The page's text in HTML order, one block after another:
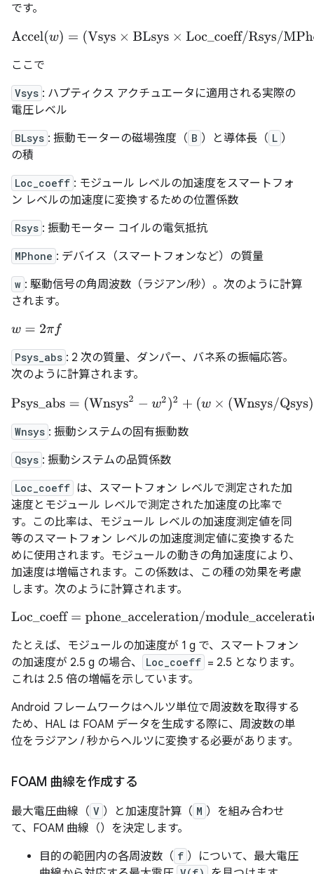
です。
Accel(w)=( Vsys×BLsys× Loc_coeff /Rsys /MPhone)×w2/
ここで
Vsys : ハプティクス アクチュエータに適用される実際の
電圧レベル
BLsys : 振動モーターの磁場強度（ B ）と導体長（ L ）
の積
Loc_coeff : モジュール レベルの加速度をスマートフォ
ン レベルの加速度に変換するための位置係数
Rsys : 振動モーター コイルの電気抵抗
MPhone : デバイス（スマートフォンなど）の質量
w : 駆動信号の角周波数（ラジアン/秒）。次のように計算
されます。
w=2πf
Psys_abs : 2 次の質量、ダンパー、バネ系の振幅応答。
次のように計算されます。
Psys_abs= Wnsys2−w2) 2+( w×(Wnsys/Qsys))2
Wnsys : 振動システムの固有振動数
Qsys : 振動システムの品質係数
Loc_coeff は、スマートフォン レベルで測定された加
速度とモジュール レベルで測定された加速度の比率で
す。この比率は、モジュール レベルの加速度測定値を同
等のスマートフォン レベルの加速度測定値に変換するた
めに使用されます。モジュールの動きの角加速度により、
加速度は増幅されます。この係数は、この種の効果を考慮
します。次のように計算されます。
Loc_coeff= phone_acceleration/module_acceleration
たとえば、モジュールの加速度が 1 g で、スマートフォン
の加速度が 2.5 g の場合、
Loc_coeff = 2.5 となります。
これは 2.5 倍の増幅を示しています。
Android フレームワークはヘルツ単位で周波数を取得する
ため、HAL は FOAM データを生成する際に、周波数の単
位をラジアン / 秒からヘルツに変換する必要があります。
FOAM 曲線を作成する
最大電圧曲線（ V ）と加速度計算（ M ）を組み合わせ
て、FOAM 曲線（）を決定します。
目的の範囲内の各周波数（ f ）について、最大電圧